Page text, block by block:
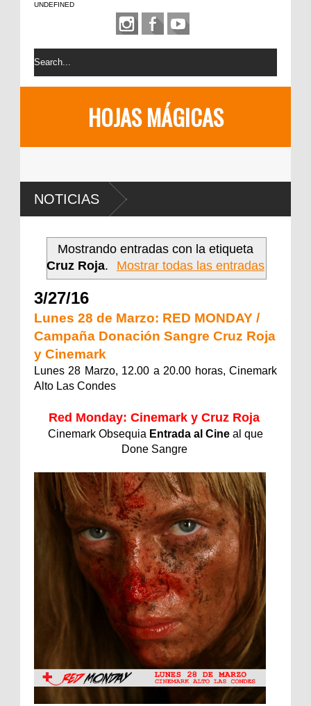
UNDEFINED
HOJAS MÁGICAS
NOTICIAS
Mostrando entradas con la etiqueta
Cruz Roja. Mostrar todas las entradas
3/27/16
Lunes 28 de Marzo: RED MONDAY /
Campaña Donación Sangre Cruz Roja
y Cinemark
Lunes 28 Marzo, 12.00 a 20.00 horas, Cinemark
Alto Las Condes
Red Monday: Cinemark y Cruz Roja
Cinemark Obsequia Entrada al Cine al que
Done Sangre